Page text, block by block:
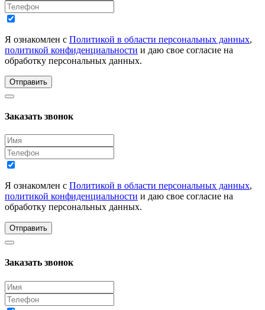
Я ознакомлен с Политикой в области персональных данных,
политикой конфиденциальности и даю свое согласие на
обработку персональных данных.
Отправить
Заказать звонок
Я ознакомлен с Политикой в области персональных данных,
политикой конфиденциальности и даю свое согласие на
обработку персональных данных.
Отправить
Заказать звонок